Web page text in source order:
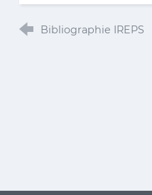
Bibliographie IREPS